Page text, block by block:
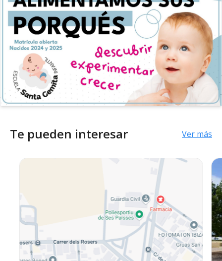
Te pueden interesar Ver más